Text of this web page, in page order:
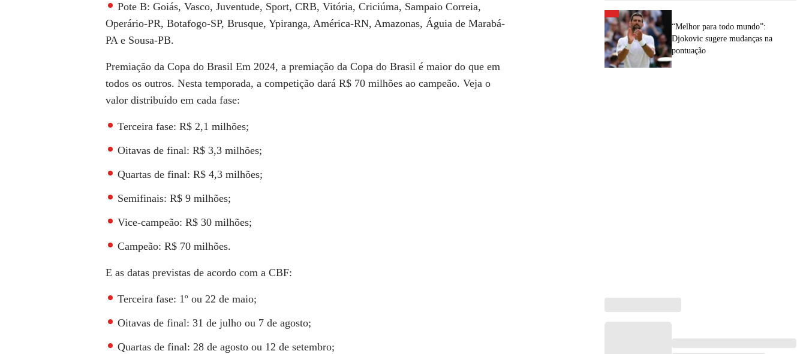
Pote B: Goiás, Vasco, Juventude, Sport, CRB, Vitória, Criciúma, Sampaio Correia,
Operário-PR, Botafogo-SP, Brusque, Ypiranga, América-RN, Amazonas, Águia de Marabá-
PA e Sousa-PB.
Premiação da Copa do Brasil Em 2024, a premiação da Copa do Brasil é maior do que em
todos os outros. Nesta temporada, a competição dará R$ 70 milhões ao campeão. Veja o
valor distribuído em cada fase:
Terceira fase: R$ 2,1 milhões;
Oitavas de final: R$ 3,3 milhões;
Quartas de final: R$ 4,3 milhões;
Semifinais: R$ 9 milhões;
Vice-campeão: R$ 30 milhões;
Campeão: R$ 70 milhões.
E as datas previstas de acordo com a CBF:
Terceira fase: 1º ou 22 de maio;
Oitavas de final: 31 de julho ou 7 de agosto;
Quartas de final: 28 de agosto ou 12 de setembro;
“Melhor para todo mundo”:
Djokovic sugere mudanças na
pontuação